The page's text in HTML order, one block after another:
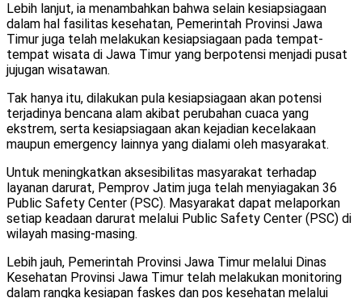
Lebih lanjut, ia menambahkan bahwa selain kesiapsiagaan
dalam hal fasilitas kesehatan, Pemerintah Provinsi Jawa
Timur juga telah melakukan kesiapsiagaan pada tempat-
tempat wisata di Jawa Timur yang berpotensi menjadi pusat
jujugan wisatawan.
Tak hanya itu, dilakukan pula kesiapsiagaan akan potensi
terjadinya bencana alam akibat perubahan cuaca yang
ekstrem, serta kesiapsiagaan akan kejadian kecelakaan
maupun emergency lainnya yang dialami oleh masyarakat.
Untuk meningkatkan aksesibilitas masyarakat terhadap
layanan darurat, Pemprov Jatim juga telah menyiagakan 36
Public Safety Center (PSC). Masyarakat dapat melaporkan
setiap keadaan darurat melalui Public Safety Center (PSC) di
wilayah masing-masing.
Lebih jauh, Pemerintah Provinsi Jawa Timur melalui Dinas
Kesehatan Provinsi Jawa Timur telah melakukan monitoring
dalam rangka kesiapan faskes dan pos kesehatan melalui